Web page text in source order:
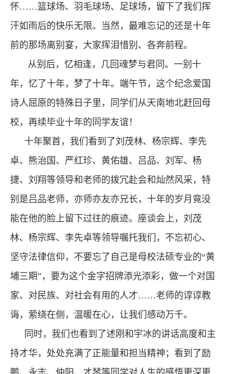
怀……篮球场、羽毛球场、足球场，留下了我们挥
汗如雨后的快乐无限。当然，最难忘记的还是十年
前的那场离别宴，大家挥泪惜别、各奔前程。
从别后，忆相逢，几回魂梦与君同。一别十
年，忆了十年，梦了十年。端午节，这个纪念爱国
诗人屈原的特殊日子里，同学们从天南地北赶回母
校，再续毕业十年的同学友谊！
十年聚首，我们看到了刘茂林、杨宗辉、李先
卓、熊治国、严红珍、黄佑雄、吕品、刘军、杨
捷、刘翔等领导和老师的拨冗赴会和灿然风采，特
别是吕品老师，亦师亦友亦兄长，十年的岁月竟没
能在他的脸上留下过往的痕迹。座谈会上，刘茂
林、杨宗辉、李先卓等领导嘱托我们，不忘初心、
坚守法律信仰，不要忘了自己是母校法硕专业的“黄
埔三期”，要为这个金字招牌添光添彩，做一个对国
家、对民族、对社会有用的人才……老师的谆谆教
诲，萦绕在侧，温暖在心，让我们感动万千。
同时，我们也看到了述刚和宇冰的讲话高度和主
持才华，处处充满了正能量和担当精神；看到了励